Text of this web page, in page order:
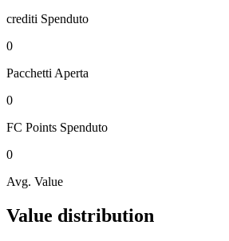
crediti Spenduto
0
Pacchetti Aperta
0
FC Points Spenduto
0
Avg. Value
Value distribution